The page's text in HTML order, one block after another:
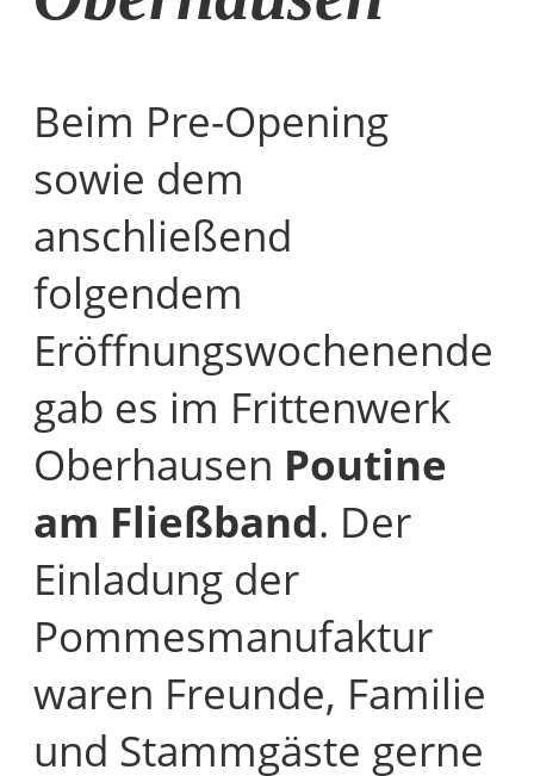
Beim Pre-Opening
sowie dem
anschließend
folgendem
Eröffnungswochenende
gab es im Frittenwerk
Oberhausen Poutine
am Fließband. Der
Einladung der
Pommesmanufaktur
waren Freunde, Familie
und Stammgäste gerne